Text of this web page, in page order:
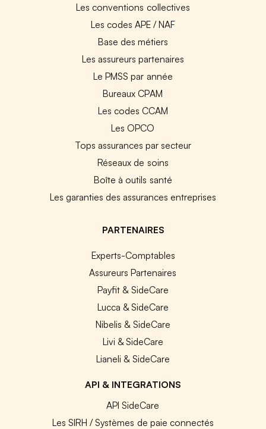
Les conventions collectives
Les codes APE / NAF
Base des métiers
Les assureurs partenaires
Le PMSS par année
Bureaux CPAM
Les codes CCAM
Les OPCO
Tops assurances par secteur
Réseaux de soins
Boîte à outils santé
Les garanties des assurances entreprises
PARTENAIRES
Experts-Comptables
Assureurs Partenaires
Payfit & SideCare
Lucca & SideCare
Nibelis & SideCare
Livi & SideCare
Lianeli & SideCare
API & INTEGRATIONS
API SideCare
Les SIRH / Systèmes de paie connectés